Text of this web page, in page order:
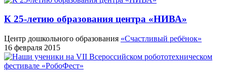
К 25-летию образования центра «НИВА»
Центр дошкольного образования «Счастливый ребёнок»
16 февраля 2015